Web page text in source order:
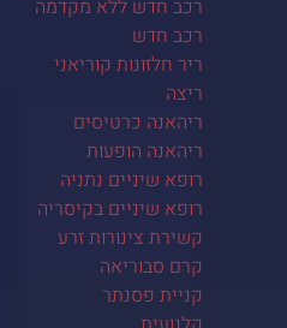
רכב חדש ללא מקדמה
רכב חדש
ריר חלזונות קוריאני
ריצה
ריהאנה כרטיסים
ריהאנה הופעות
רופא שיניים נתניה
רופא שיניים בקיסריה
קשירת צינורות זרע
קרם סבוריאה
קניית פסנתר